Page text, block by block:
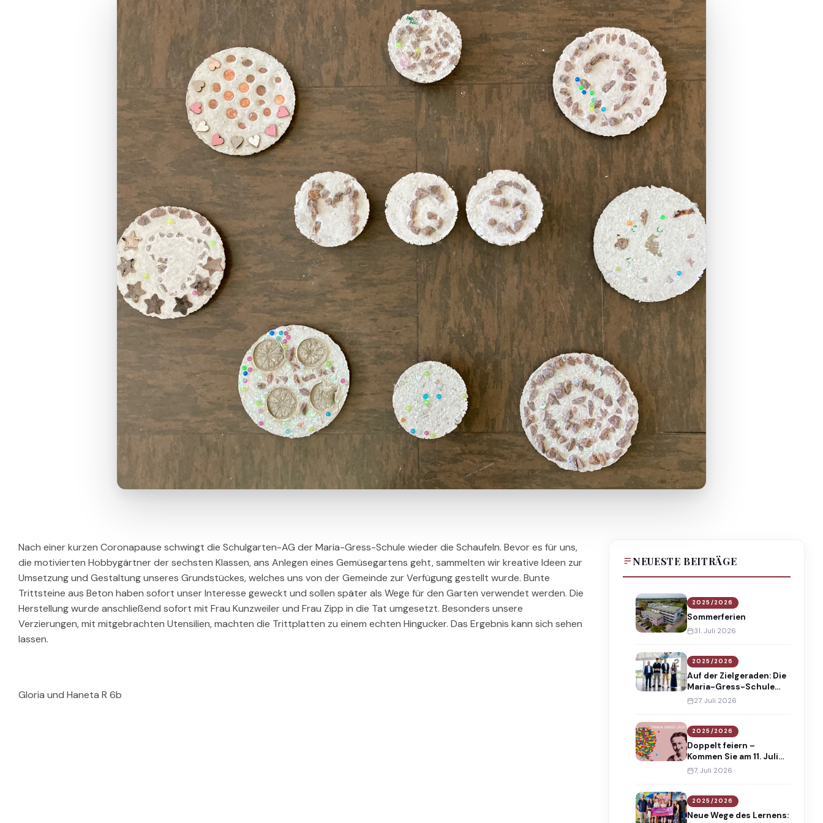
Nach einer kurzen Coronapause schwingt die Schulgarten-AG der Maria-Gress-Schule wieder die Schaufeln. Bevor es für uns,
die motivierten Hobbygärtner der sechsten Klassen, ans Anlegen eines Gemüsegartens geht, sammelten wir kreative Ideen zur
Umsetzung und Gestaltung unseres Grundstückes, welches uns von der Gemeinde zur Verfügung gestellt wurde. Bunte
Trittsteine aus Beton haben sofort unser Interesse geweckt und sollen später als Wege für den Garten verwendet werden. Die
Herstellung wurde anschließend sofort mit Frau Kunzweiler und Frau Zipp in die Tat umgesetzt. Besonders unsere
Verzierungen, mit mitgebrachten Utensilien, machten die Trittplatten zu einem echten Hingucker. Das Ergebnis kann sich sehen
lassen.
Gloria und Haneta R 6b
NEUESTE BEITRÄGE
2025/2026
Sommerferien
31. Juli 2026
2025/2026
Auf der Zielgeraden: Die
Maria-Gress-Schule
verabschiedet 138
27. Juli 2026
2025/2026
Doppelt feiern –
Kommen Sie am 11. Juli
2026 an die Maria-
7. Juli 2026
2025/2026
Neue Wege des Lernens: